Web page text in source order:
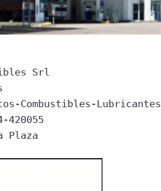
Srl
Combustibles-
420055
Plaza